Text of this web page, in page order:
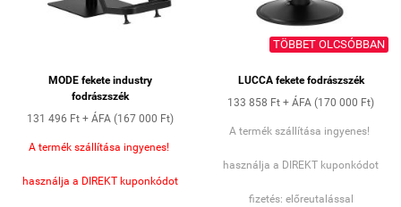
MODE fekete industry
fodrászszék
131 496 Ft + ÁFA (167 000 Ft)
A termék szállítása ingyenes!
használja a DIREKT kuponkódot
TÖBBET OLCSÓBBAN
LUCCA fekete fodrászszék
133 858 Ft + ÁFA (170 000 Ft)
A termék szállítása ingyenes!
használja a DIREKT kuponkódot
fizetés: előreutalással